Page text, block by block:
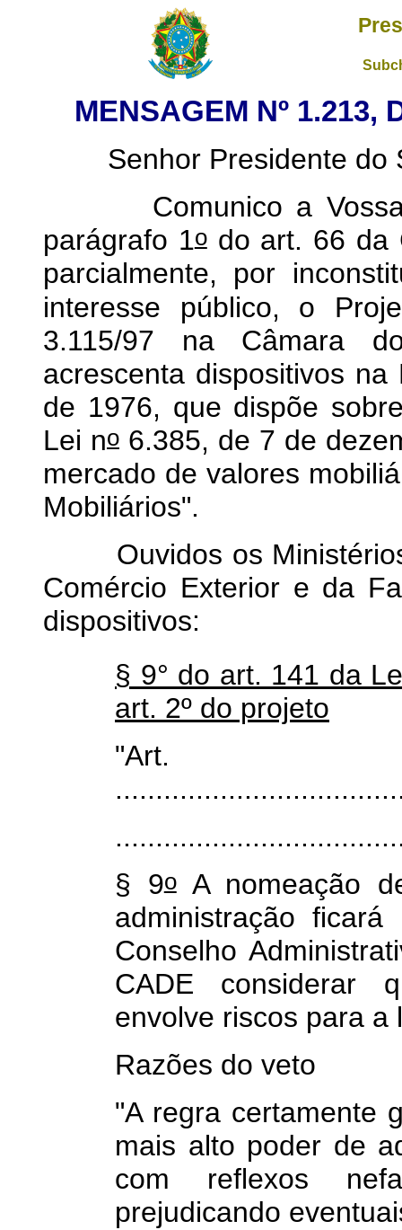
MENSAGEM Nº 1.213,
Senhor Presidente do
Comunico a Vossa
parágrafo 1odo art. 66 da
parcialmente, por
interesse público, o
3.115/97 na Câmara
acrescenta dispositivos na
de 1976, que dispõe
Lei no 6.385, de 7 de
mercado de valores
Mobiliários".
Ouvidos os Ministérios
Comércio Exterior e da
dispositivos:
§ 9° do art. 141 da
art. 2º do projeto
§ 9oA nomeação
administração
Conselho
CADE considerar
envolve riscos para a
Razões do veto
"A regra certamente
mais alto poder de
com reflexos
prejudicando